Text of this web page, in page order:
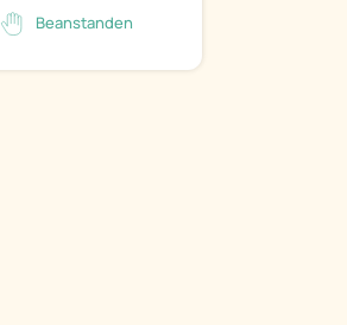
Beanstanden